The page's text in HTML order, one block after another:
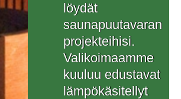
löydät
saunapuutavaran
projekteihisi.
Valikoimaamme
kuuluu edustavat
lämpökäsitellyt